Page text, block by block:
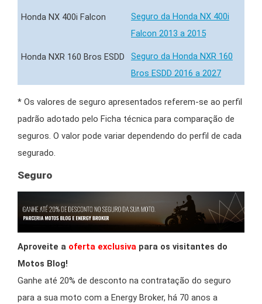
Seguro da Honda NX 400i
Falcon 2013 a 2015
Seguro da Honda NXR 160
Bros ESDD 2016 a 2027
* Os valores de seguro apresentados referem-se ao perfil
padrão adotado pelo Ficha técnica para comparação de
seguros. O valor pode variar dependendo do perfil de cada
segurado.
Seguro
Aproveite a oferta exclusiva para os visitantes do
Motos Blog!
Ganhe até 20% de desconto na contratação do seguro
para a sua moto com a Energy Broker, há 70 anos a